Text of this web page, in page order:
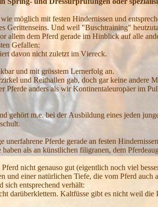
möglich mit festen Hindernissen und
Gerittenseins. Und weil "Buschtraining"
allem dem Pferd gerade im Hinblick auf alle
Gefallen:
davon nicht zuletzt im Viereck.
und mit grösstem Lernerfolg an.
und Reithallen gab, doch gar keine andere M
Pferde anders als wirKontinentaleuropäer im P
gehört m.e. bei der Ausbildung eines jeden
unerfahrene Pferde gerade an festen H
haben als an künstlichen filigranen, dem P
Pferd nicht genauso gut (eigentlich noch viel
und einer natürlichen Tiefe, die vom Pferd auch
sich entsprechend verhält:
darüberklettern. Kaltfüsse gibt es nicht weil die